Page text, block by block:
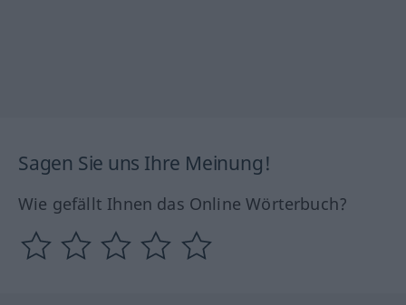
Sagen Sie uns Ihre Meinung!
Wie gefällt Ihnen das Online Wörterbuch?